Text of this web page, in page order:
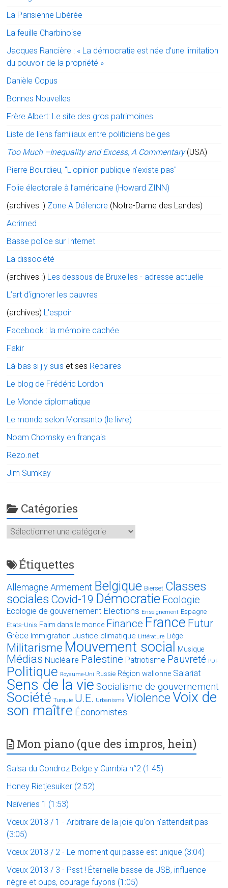
La Parisienne Libérée
La feuille Charbinoise
Jacques Rancière : « La démocratie est née d’une limitation
du pouvoir de la propriété »
Danièle Copus
Bonnes Nouvelles
Frère Albert: Le site des gros patrimoines
Liste de liens familiaux entre politiciens belges
Too Much –Inequality and Excess, A Commentary (USA)
Pierre Bourdieu, "L'opinion publique n'existe pas"
Folie électorale à l’américaine (Howard ZINN)
(archives :) Zone A Défendre (Notre-Dame des Landes)
Acrimed
Basse police sur Internet
La dissociété
(archives :) Les dessous de Bruxelles - adresse actuelle
L’art d’ignorer les pauvres
(archives) L'espoir
Facebook : la mémoire cachée
Fakir
Là-bas si j'y suis et ses Repaires
Le blog de Frédéric Lordon
Le Monde diplomatique
Le monde selon Monsanto (le livre)
Noam Chomsky en français
Rezo.net
Jim Sumkay
Catégories
Catégories
Étiquettes
Allemagne Armement Belgique Bierset Classes
sociales Covid-19 Démocratie Ecologie
Ecologie de gouvernement Elections Enseignement Espagne
Etats-Unis Faim dans le monde Finance France Futur
Grèce Immigration Justice climatique Littérature Liège
Militarisme Mouvement social Musique
Médias Nucléaire Palestine Patriotisme Pauvreté PDF
Politique Royaume-Uni Russie Région wallonne Salariat
Sens de la vie Socialisme de gouvernement
Société Turquie U.E. Urbanisme ViolenceVoix de
son maître Économistes
Mon piano (que des impros, hein)
Salsa du Condroz Belge y Cumbia n°2 (1:45)
Honey Rietjesuiker (2:52)
Naïveries 1 (1:53)
Vœux 2013 / 1 - Arbitraire de la joie qu'on n'attendait pas
(3:05)
Vœux 2013 / 2 - Le moment qui passe est unique (3:04)
Vœux 2013 / 3 - Psst ! Éternelle basse de JSB, influence
nègre et oups, courage fuyons (1:05)